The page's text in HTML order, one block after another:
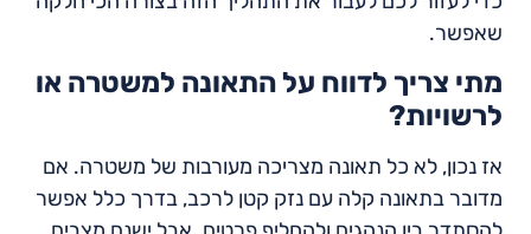
שאפשר.
מתי צריך לדווח על התאונה למשטרה או
לרשויות?
אז נכון, לא כל תאונה מצריכה מעורבות של משטרה. אם
מדובר בתאונה קלה עם נזק קטן לרכב, בדרך כלל אפשר